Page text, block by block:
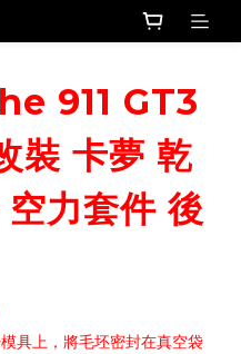
911 GT3
裝 卡夢 乾
力套件 後
具上，將毛坯密封在真空袋